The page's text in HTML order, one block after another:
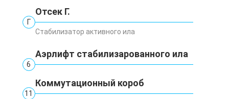
Отсек Г.
Г
Стабилизатор активного ила
Аэрлифт стабилизарованного ила
6
Коммутационный короб
11